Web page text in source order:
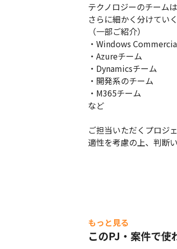
テクノロジーのチーム
さらに細かく分けてい
（一部ご紹介）
・Windows
・Azureチーム
・Dynamicsチーム
・開発系のチーム
・M365チーム
など
ご担当いただくプロジ
適性を考慮の上、判断
もっと見る
このPJ・案件で使